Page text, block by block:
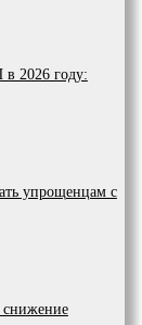
2026 году:
упрощенцам с
снижение